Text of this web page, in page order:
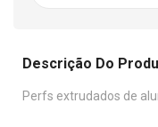
Descrição Do
Perfs extrudados de